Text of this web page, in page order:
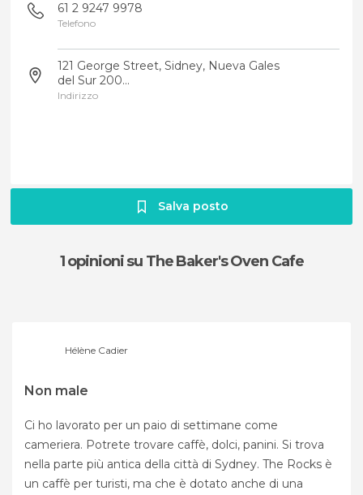
61 2 9247 9978
Telefono
121 George Street, Sidney, Nueva Gales
del Sur 200...
Indirizzo
Salva posto
1 opinionisu The Baker's Oven Cafe
Hélène Cadier
Non male
Ci ho lavorato per un paio di settimane come
cameriera. Potrete trovare caffè, dolci, panini. Si trova
nella parte più antica della città di Sydney. The Rocks è
un caffè per turisti, ma che è dotato anche di una